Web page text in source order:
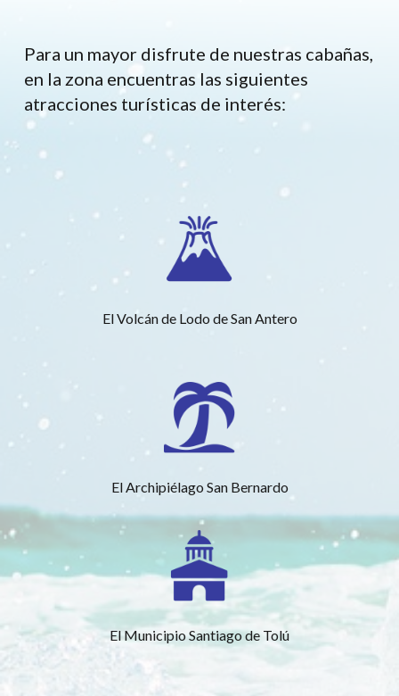
Para un mayor disfrute de nuestras cabañas,
en la zona encuentras las siguientes
atracciones turísticas de interés:
El Volcán de Lodo de San Antero
El Archipiélago San Bernardo
El Municipio Santiago de Tolú